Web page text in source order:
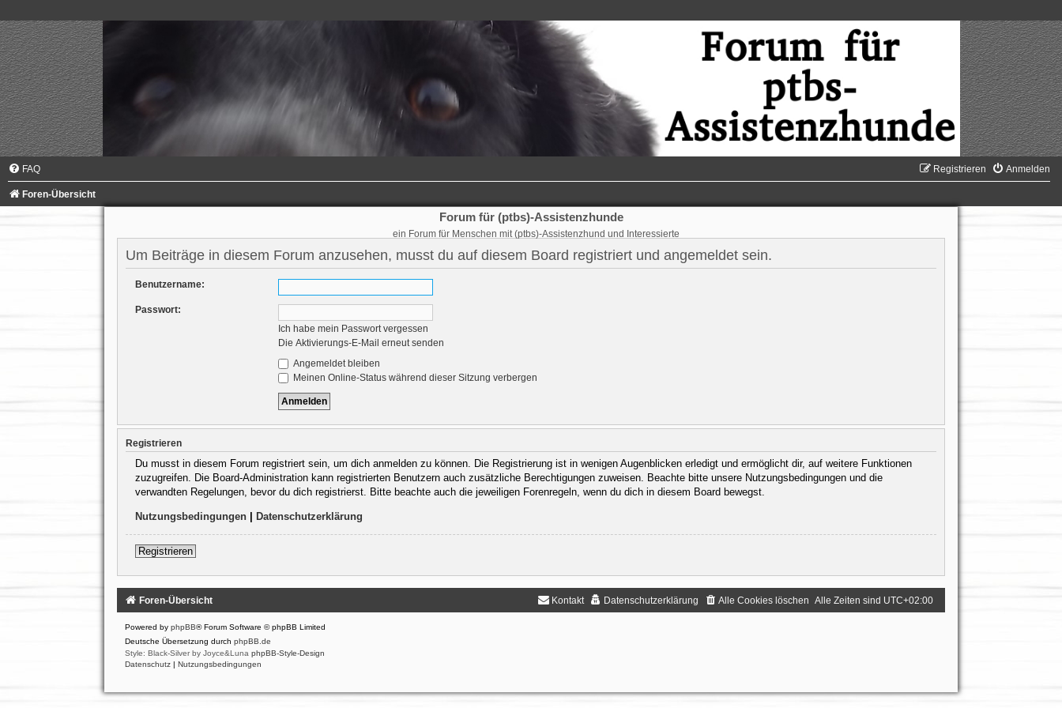
FAQ Anmelden
Registrieren
Foren-Übersicht
Forum für (ptbs)-Assistenzhunde
ein Forum für Menschen mit (ptbs)-Assistenzhund und Interessierte
Um Beiträge in diesem Forum anzusehen, musst du auf diesem Board registriert und angemeldet sein.
Benutzername:
Passwort:
Ich habe mein Passwort vergessen
Die Aktivierungs-E-Mail erneut senden
Angemeldet bleiben
Meinen Online-Status während dieser Sitzung verbergen
Registrieren
Du musst in diesem Forum registriert sein, um dich anmelden zu können. Die Registrierung ist in wenigen Augenblicken erledigt und ermöglicht dir, auf weitere Funktionen
zuzugreifen. Die Board-Administration kann registrierten Benutzern auch zusätzliche Berechtigungen zuweisen. Beachte bitte unsere Nutzungsbedingungen und die
verwandten Regelungen, bevor du dich registrierst. Bitte beachte auch die jeweiligen Forenregeln, wenn du dich in diesem Board bewegst.
Nutzungsbedingungen| Datenschutzerklärung
Registrieren
Foren-Übersicht Alle Zeiten sind UTC+02:00
Alle Cookies löschen
Datenschutzerklärung
Kontakt
Powered by phpBB® Forum Software © phpBB Limited
Deutsche Übersetzung durch phpBB.de
Style: Black-Silver by Joyce&Luna phpBB-Style-Design
Datenschutz | Nutzungsbedingungen